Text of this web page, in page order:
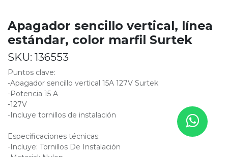
Apagador sencillo vertical, línea
estándar, color marfil Surtek
SKU: 136553
Puntos clave:
-Apagador sencillo vertical 15A 127V Surtek
-Potencia 15 A
-127V
-Incluye tornillos de instalación
Especificaciones técnicas:
-Incluye: Tornillos De Instalación